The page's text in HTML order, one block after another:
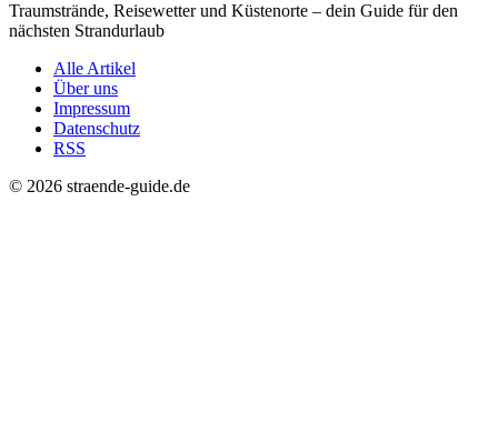
Traumstrände, Reisewetter und Küstenorte – dein Guide für den
nächsten Strandurlaub
Alle Artikel
Über uns
Impressum
Datenschutz
RSS
© 2026 straende-guide.de